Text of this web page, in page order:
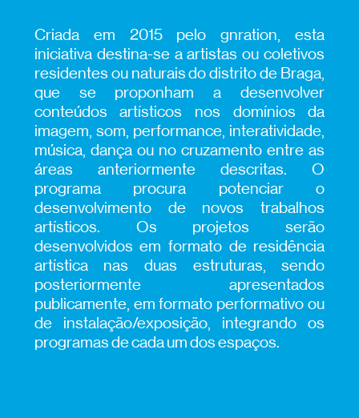
Criada em 2015 pelo gnration, esta
iniciativa destina-se a artistas ou coletivos
residentes ou naturais do distrito de Braga,
que se proponham a desenvolver
conteúdos artísticos nos domínios da
imagem, som, performance, interatividade,
música, dança ou no cruzamento entre as
áreas anteriormente descritas. O
programa procura potenciar o
desenvolvimento de novos trabalhos
artísticos. Os projetos serão
desenvolvidos em formato de residência
artística nas duas estruturas, sendo
posteriormente apresentados
publicamente, em formato performativo ou
de instalação/exposição, integrando os
programas de cada um dos espaços.